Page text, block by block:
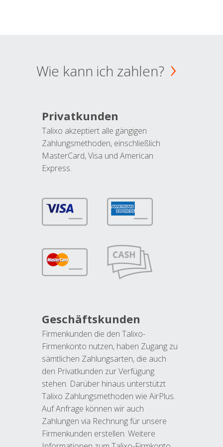
Wie kann ich zahlen?
Privatkunden
Talixo akzeptiert alle gängigen
Zahlungsmethoden, einschließlich
MasterCard, Visa und American
Express.
Geschäftskunden
Firmenkunden die den Talixo-
Firmenkonto nutzen, haben Zugang zu
sämtlichen Zahlungsarten, die auch
den Privatkunden zur Verfügung
stehen. Darüber hinaus unterstützt
Talixo Zahlungsmethoden wie AirPlus.
Auf Anfrage können wir auch
Zahlungen via Rechnung für unsere
Firmenkunden erstellen. Weitere